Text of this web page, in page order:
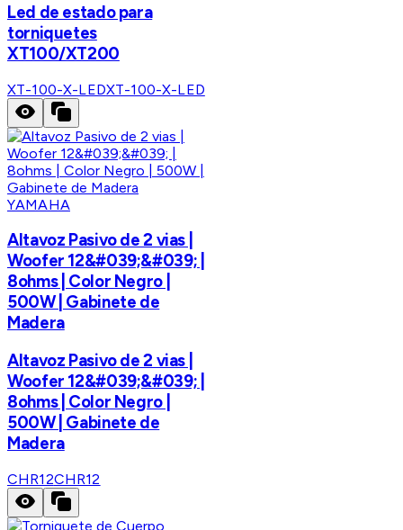
Led de estado para
torniquetes
XT100/XT200
XT-100-X-LEDXT-100-X-LED
YAMAHA
Altavoz Pasivo de 2 vias |
Woofer 12&#039;&#039; |
8ohms | Color Negro |
500W | Gabinete de
Madera
Altavoz Pasivo de 2 vias |
Woofer 12&#039;&#039; |
8ohms | Color Negro |
500W | Gabinete de
Madera
CHR12CHR12